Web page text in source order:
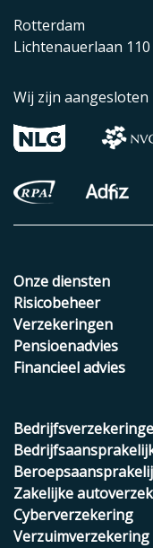
Rotterdam
Lichtenauerlaan 110
Wij zijn aangesloten
Onze diensten
Risicobeheer
Verzekeringen
Pensioenadvies
Financieel advies
Zakelijke
Cyberverzekering
Verzuimverzekering